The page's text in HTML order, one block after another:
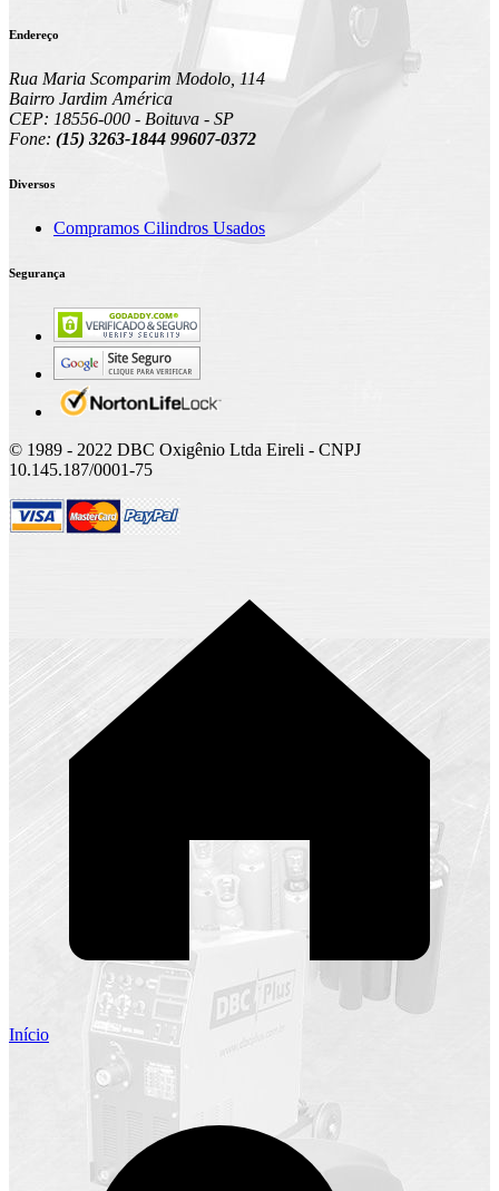
Endereço
Rua Maria Scomparim Modolo, 114
Bairro Jardim América
CEP: 18556-000 - Boituva - SP
Fone: (15) 3263-1844 99607-0372
Diversos
Compramos Cilindros Usados
Segurança
© 1989 - 2022 DBC Oxigênio Ltda Eireli - CNPJ
10.145.187/0001-75
Início